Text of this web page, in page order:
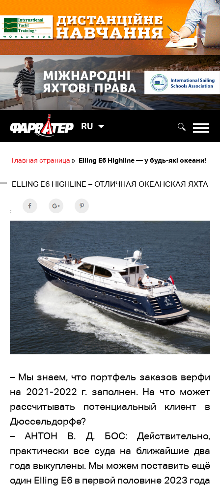
RU
Главная страница » Elling E6 Highline — у будь-які океани!
ELLING E6 HIGHLINE – ОТЛИЧНАЯ ОКЕАНСКАЯ ЯХТА
:
– Мы знаем, что портфель заказов верфи
на 2021-2022 г. заполнен. На что может
рассчитывать потенциальный клиент в
Дюссельдорфе?
– АНТОН В. Д. БОС: Действительно,
практически все суда на ближайшие два
года выкуплены. Мы можем поставить ещё
один Elling E6 в первой половине 2023 года